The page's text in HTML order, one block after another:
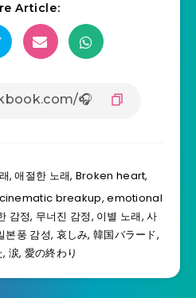
Article:
, 애절한 노래, Broken heart,
breakup, emotional
정, 무너진 감정, 이별 노래, 사
본풍 감성, 哀しみ, 韓国バラード,
涙, 愛の終わり